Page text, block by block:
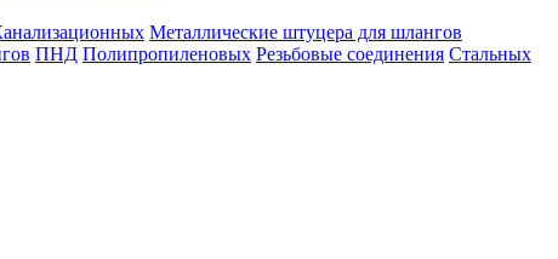
Металлические штуцера для шлангов
ПНД Полипропиленовых Резьбовые соединения Стальных